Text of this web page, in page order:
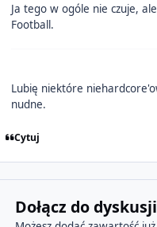
Ja tego w ogóle nie czuje,
Football.
Lubię niektóre
nudne.
Cytuj
Dołącz do dyskusji